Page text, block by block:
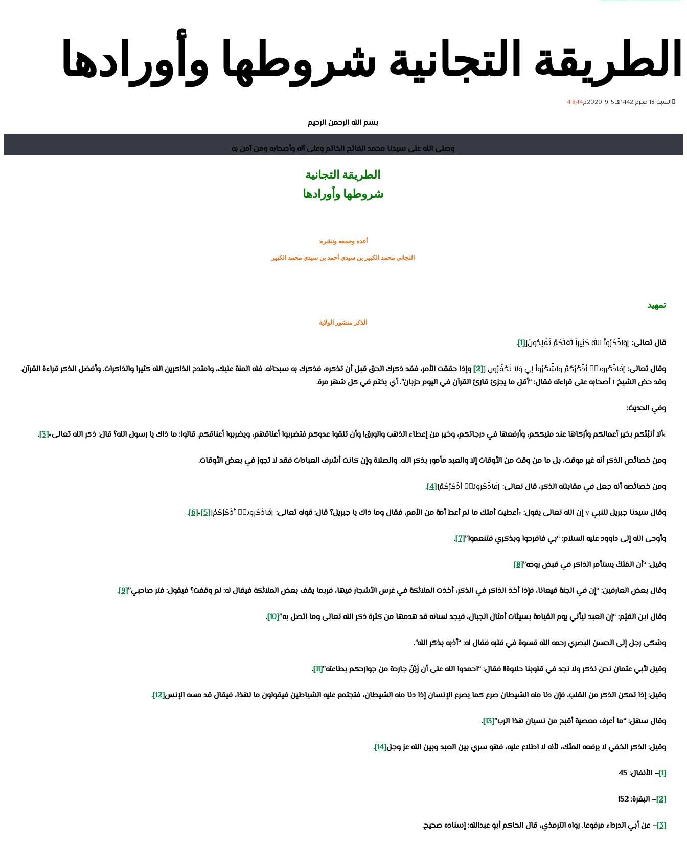
الطريقة التجانية شروطها وأورادها
السبت 18 محرم 1442هـ 5-9-2020م 4٬844
بسم الله الرحمن الرحيم
وصلى الله على سيدنا محمد الفاتح الخاتم وعلى آله وأصحابه ومن آمن به
الطريقة التجانية
شروطها وأورادها
أعده وجمعه ونشره:
التجاني محمد الكبير بن سيدي أحمد بن سيدي محمد الكبير
تمهيد
الذكر منشور الولاية
قال تعالى: ]وَاذْكُرُواْ اللَّهَ كَثِيراً لَّعَلَّكُمْ تُفْلِحُونَ[[1]
.
وقال تعالى: ]فَاذْكُرونيۤ أذْكُرْكُمْ واشْكُرُواْ لِي وَلاَ تَكْفُرُونِ[
[2]
وإذا حققت الأمر، فقد ذكرك الحق قبل أن تذكره، فذكرك به سبحانه. فله المنة عليك، وامتدح الذاكرين الله كثيرا والذاكرات. وأفضل الذكر قراءة القرآن.
وقد حض الشيخtأصحابه على قراءته فقال: “أقل ما يجزئ قارئ القرآن في اليوم حزبان”. أي يختم في كل شهر مرة.
وفي الحديث:
»ألا أنبْئكم بخير أعمالكم وأزكاها عند مليككم، وأرفعها في درجاتكم، وخير من إعطاء الذهب والورق! وأن تلقوا عدوكم فتضربوا أعناقهم، ويضربوا أعناقكم. قالوا: ما ذاك يا رسول الله؟ قال: ذكر الله تعالى»
[3]
.
ومنخصائص الذكرأنه غير موقت، بل ما من وقت من الأوقات إلا والعبد مأمور بذكر الله. والصلاة وإن كانت أشرف العبادات فقد لا تجوز في بعض الأوقات.
ومن خصائصه أنه جعل في مقابلته الذكر، قال تعالى: ]فَاذْكُرونيۤ أذْكُرْكُمْ[[4]
.
وقال سيدنا جبريل للنبي إن الله تعالى يقول: »أعطيت أمتك ما لم أعط أمة من الأمم، فقال وما ذاك يا جبريل؟قال: قوله تعالى: ]فَاذْكُرونيۤ أذْكُرْكُمْ[[5]
»
[6]
.
وأوحى الله إلى داوود عليه السلام: “بي فافرحوا وبذكري فتنعموا”[7]
.
وقيل: “أن المَلَكَ يستأمر الذاكر في قبض روحه”[8]
وقال بعض العارفين: “إن في الجنة قيعانا، فإذا أخذ الذاكر في الذكر، أخذت الملائكة في غرس الأشجار فيها، فربما يقف بعض الملائكة فيقال له: لم وقفت؟ فيقول: فتر صاحبي”[9]
.
وقال ابن القيّم: “إن العبد ليأتي يوم القيامة بسيئات أمثال الجبال، فيجد لسانه قد هدمها من كثرة ذكر الله تعالى وما اتصل به”[10]
.
وشكى رجل إلى الحسن البصري رحمه الله قسوة في قلبه فقال له: “أذبه بذكر الله”.
وقيل لأبي عثمان نحن نذكر ولا نجد في قلوبنا حلاوة!! فقال: “احمدوا الله على أن زَيَّنَ جارحة من جوارحكم بطاعته”[11]
.
وقيل: إذا تمكن الذكر من القلب، فإن دنا منه الشيطان صرع كما يصرع الإنسان إذا دنا منه الشيطان، فتجتمع عليه الشياطين فيقولون ما لهذا، فيقال قد مسه الإنس[12]
.
وقال سهل: “ما أعرف معصية أقبح من نسيان هذا الرب”[13]
.
وقيل: الذكر الخفي لا يرفعه الملَك، لأنه لا اطلاع عليه، فهو سري بين العبد وبين الله عز وجل[14]
.
[1] – الأنفال:45
[2] – البقرة:152
[3] – عن أبي الدرداء مرفوعا. رواه الترمذي، قال الحاكم أبو عبدالله: إسناده صحيح.